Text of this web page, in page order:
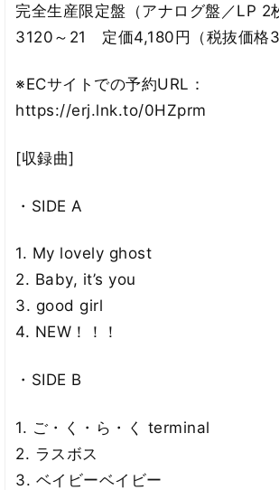
完全生産限定盤（アナログ盤／LP 2
3120～21 定価4,180円（税抜価格
※ECサイトでの予約URL：
https://erj.lnk.to/0HZprm
[収録曲]
・SIDE A
1. My lovely ghost
2. Baby, it’s you
3. good girl
4. NEW！！！
・SIDE B
1. ご・く・ら・く terminal
2. ラスボス
3. ベイビーベイビー